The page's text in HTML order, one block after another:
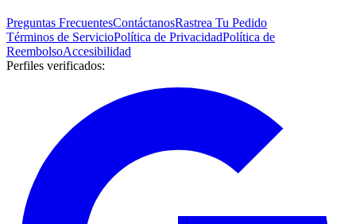
Preguntas FrecuentesContáctanosRastrea Tu Pedido
Términos de ServicioPolítica de PrivacidadPolítica de
ReembolsoAccesibilidad
Perfiles verificados: